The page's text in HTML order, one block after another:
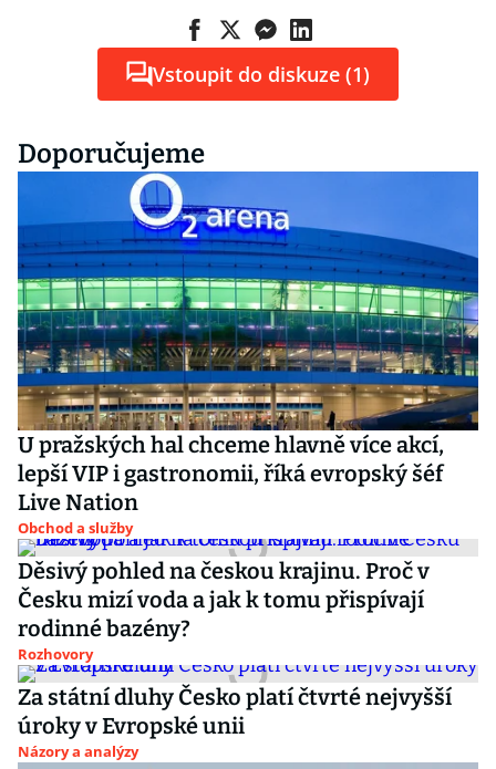
Vstoupit do diskuze (1)
Doporučujeme
U pražských hal chceme hlavně více akcí,
lepší VIP i gastronomii, říká evropský šéf
Live Nation
Obchod a služby
Děsivý pohled na českou krajinu. Proč v
Česku mizí voda a jak k tomu přispívají
rodinné bazény?
Rozhovory
Za státní dluhy Česko platí čtvrté nejvyšší
úroky v Evropské unii
Názory a analýzy